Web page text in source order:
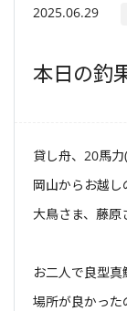
2025.06.29
本日の釣
貸し舟、20馬力(
岡山からお越し
大鳥さま、藤原
お二人で良型
場所が良かった